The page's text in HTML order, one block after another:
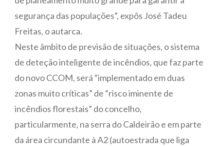
segurança das populações”, expôs José Tadeu
Freitas, o autarca.
Neste âmbito de previsão de situações, o sistema
de deteção inteligente de incêndios, que faz parte
do novo CCOM, será “implementado em duas
zonas muito críticas” de “risco iminente de
incêndios florestais” do concelho,
particularmente, na serra do Caldeirão e em parte
da área circundante à A2 (autoestrada que liga